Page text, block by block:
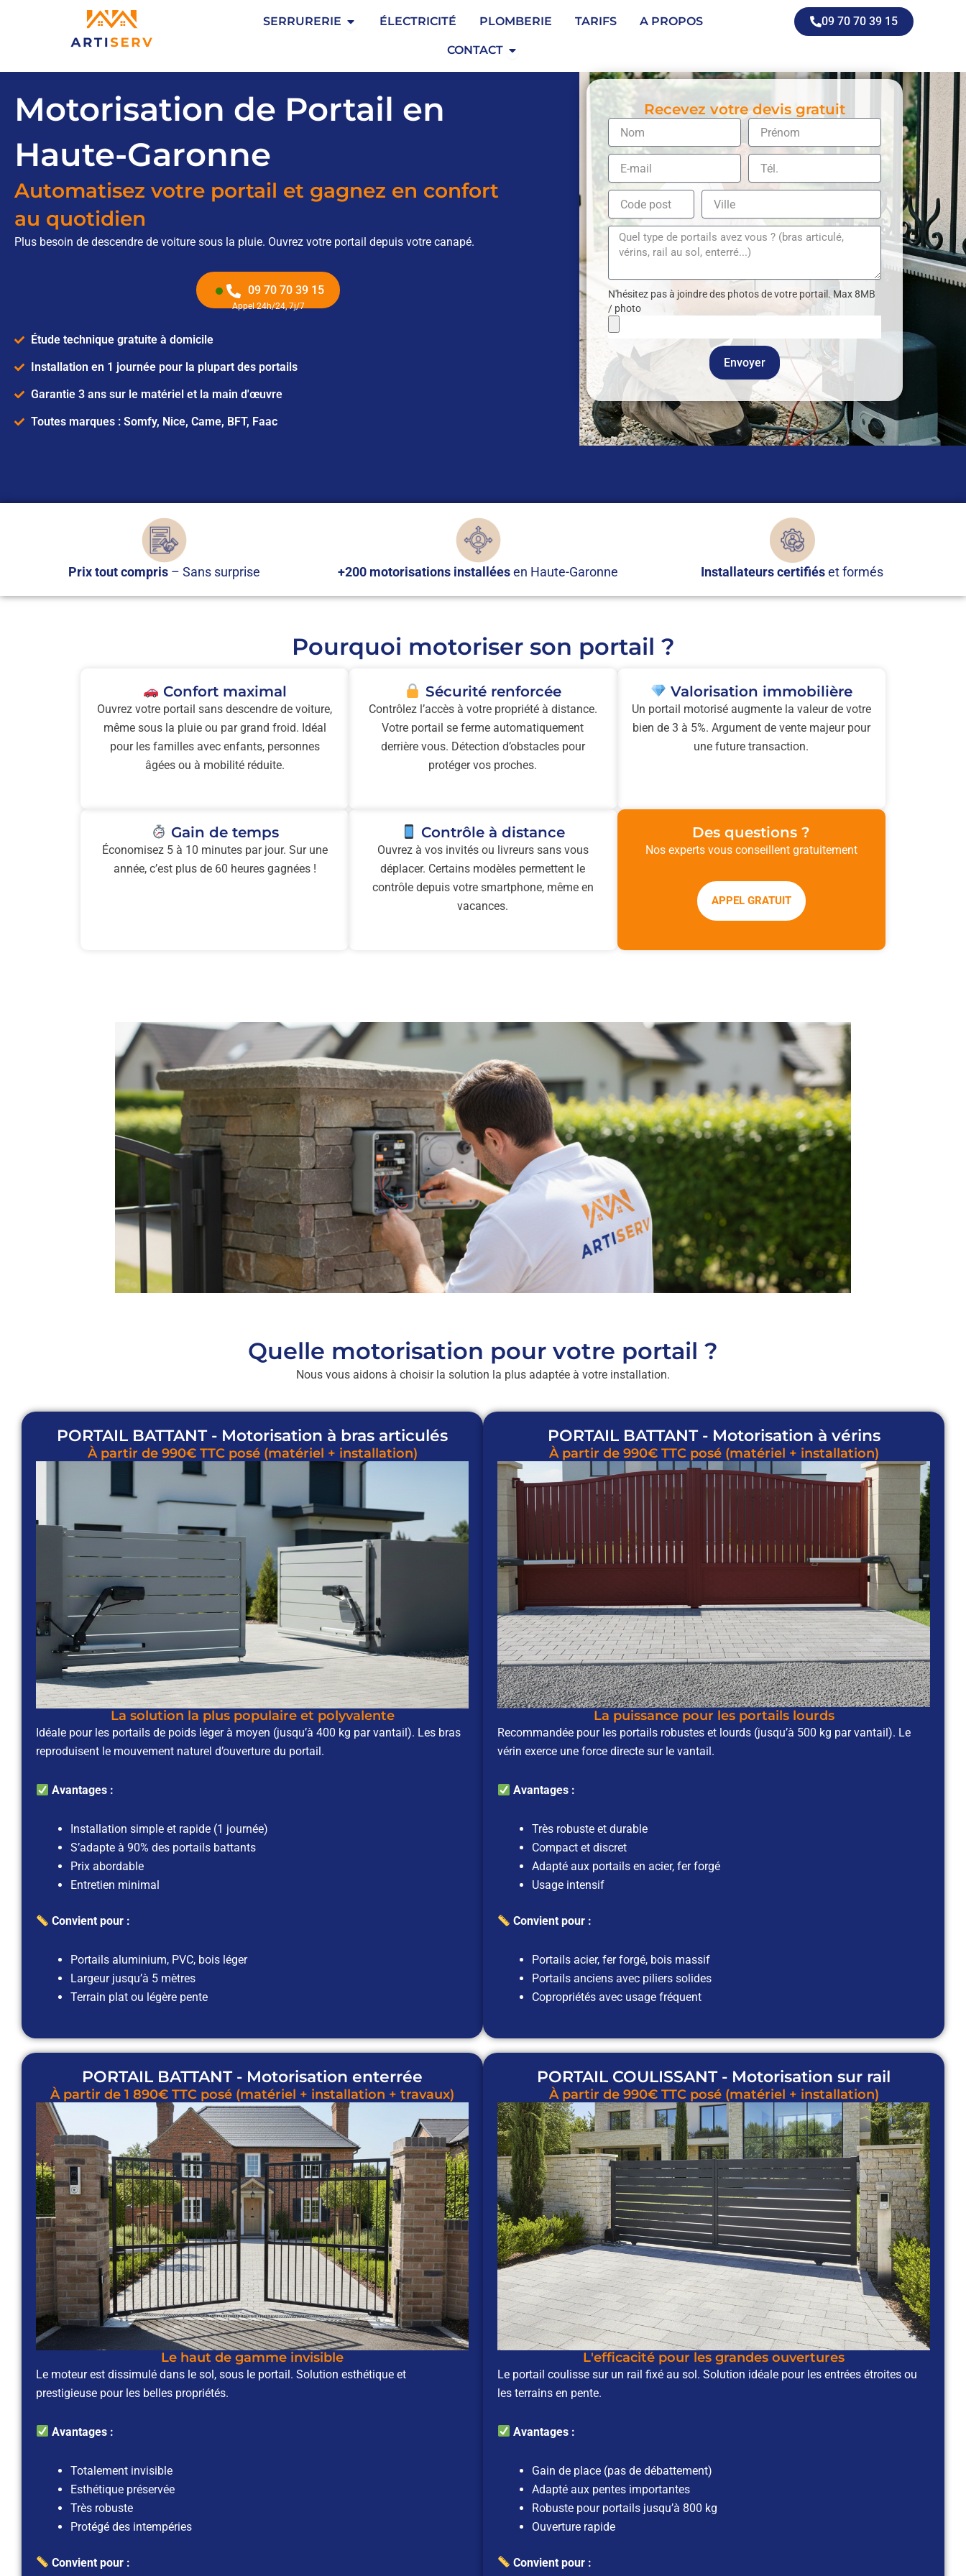
SERRURERIE Ouvrir Serrurerie
ÉLECTRICITÉ PLOMBERIE TARIFS A PROPOS
CONTACT Ouvrir Contact
09 70 70 39 15
Motorisation de Portail en
Haute-Garonne
Automatisez votre portail et gagnez en confort
au quotidien
Plus besoin de descendre de voiture sous la pluie. Ouvrez votre portail depuis votre canapé.
09 70 70 39 15
Appel 24h/24, 7j/7
Étude technique gratuite à domicile
Installation en 1 journée pour la plupart des portails
Garantie 3 ans sur le matériel et la main d'œuvre
Toutes marques : Somfy, Nice, Came, BFT, Faac
Recevez votre devis gratuit
N'hésitez pas à joindre des photos de votre portail. Max 8MB
/ photo
Envoyer
Prix tout compris– Sans surprise +200 motorisations installéesen Haute-Garonne Installateurs certifiéset formés
Pourquoi motoriser son portail ?
Confort maximal
Ouvrez votre portail sans descendre de voiture,
même sous la pluie ou par grand froid. Idéal
pour les familles avec enfants, personnes
âgées ou à mobilité réduite.
Sécurité renforcée
Contrôlez l’accès à votre propriété à distance.
Votre portail se ferme automatiquement
derrière vous. Détection d’obstacles pour
protéger vos proches.
Valorisation immobilière
Un portail motorisé augmente la valeur de votre
bien de 3 à 5%. Argument de vente majeur pour
une future transaction.
Gain de temps
Économisez 5 à 10 minutes par jour. Sur une
année, c’est plus de 60 heures gagnées !
Contrôle à distance
Ouvrez à vos invités ou livreurs sans vous
déplacer. Certains modèles permettent le
contrôle depuis votre smartphone, même en
vacances.
Des questions ?
Nos experts vous conseillent gratuitement
APPEL GRATUIT
Quelle motorisation pour votre portail ?
Nous vous aidons à choisir la solution la plus adaptée à votre installation.
PORTAIL BATTANT - Motorisation à bras articulés
À partir de 990€ TTC posé (matériel + installation)
La solution la plus populaire et polyvalente
Idéale pour les portails de poids léger à moyen (jusqu’à 400 kg par vantail). Les bras
reproduisent le mouvement naturel d’ouverture du portail.
Avantages :
Installation simple et rapide (1 journée)
S’adapte à 90% des portails battants
Prix abordable
Entretien minimal
Convient pour :
Portails aluminium, PVC, bois léger
Largeur jusqu’à 5 mètres
Terrain plat ou légère pente
PORTAIL BATTANT - Motorisation à vérins
À partir de 990€ TTC posé (matériel + installation)
La puissance pour les portails lourds
Recommandée pour les portails robustes et lourds (jusqu’à 500 kg par vantail). Le
vérin exerce une force directe sur le vantail.
Avantages :
Très robuste et durable
Compact et discret
Adapté aux portails en acier, fer forgé
Usage intensif
Convient pour :
Portails acier, fer forgé, bois massif
Portails anciens avec piliers solides
Copropriétés avec usage fréquent
PORTAIL BATTANT - Motorisation enterrée
À partir de 1 890€ TTC posé (matériel + installation + travaux)
Le haut de gamme invisible
Le moteur est dissimulé dans le sol, sous le portail. Solution esthétique et
prestigieuse pour les belles propriétés.
Avantages :
Totalement invisible
Esthétique préservée
Très robuste
Protégé des intempéries
Convient pour :
PORTAIL COULISSANT - Motorisation sur rail
À partir de 990€ TTC posé (matériel + installation)
L'efficacité pour les grandes ouvertures
Le portail coulisse sur un rail fixé au sol. Solution idéale pour les entrées étroites ou
les terrains en pente.
Avantages :
Gain de place (pas de débattement)
Adapté aux pentes importantes
Robuste pour portails jusqu’à 800 kg
Ouverture rapide
Convient pour :